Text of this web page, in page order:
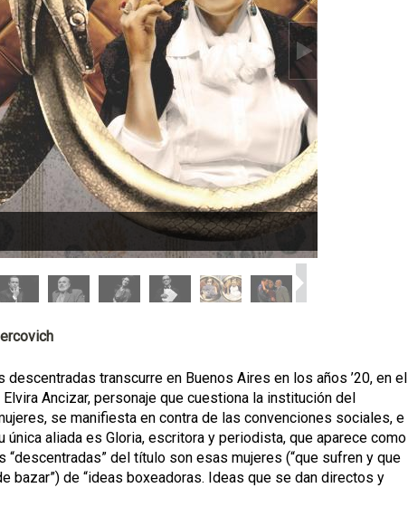
transcurre en Buenos Aires en los años ’20, en el
Ancizar, personaje que cuestiona la institución del
se manifiesta en contra de las convenciones sociales, e
aliada es Gloria, escritora y periodista, que aparece como
del título son esas mujeres (“que sufren y que
bazar”) de “ideas boxeadoras. Ideas que se dan directos y